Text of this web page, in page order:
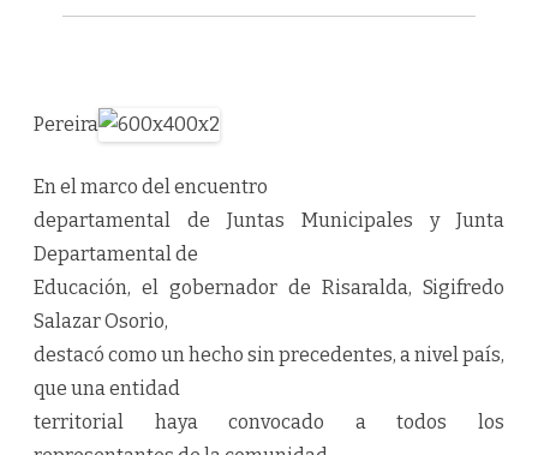
Pereira
En el marco del encuentro
departamental de Juntas Municipales y Junta
Departamental de
Educación, el gobernador de Risaralda, Sigifredo
Salazar Osorio,
destacó como un hecho sin precedentes, a nivel país,
que una entidad
territorial haya convocado a todos los